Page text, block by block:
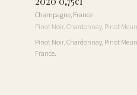
Champagne,France
Pinot Noir, Chardonnay, Pinot
Pinot Noir, Chardonnay, Pinot
France.